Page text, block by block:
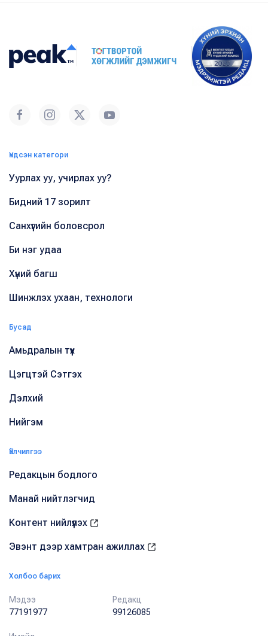
Үндсэн категори
Уурлах уу, учирлах уу?
Бидний 17 зорилт
Санхүүгийн боловсрол
Би нэг удаа
Хүний багш
Шинжлэх ухаан, технологи
Бусад
Амьдралын түүх
Цэгцтэй Сэтгэх
Дэлхий
Нийгэм
Үйлчилгээ
Редакцын бодлого
Манай нийтлэгчид
Контент нийлүүлэх
Эвэнт дээр хамтран ажиллах
Холбоо барих
Мэдээ
77191977
Редакц
99126085